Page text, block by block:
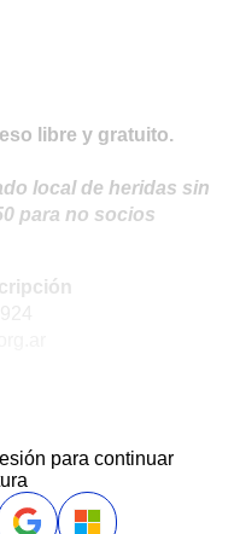
libre y gratuito.
local de heridas sin
para no socios
para continuar